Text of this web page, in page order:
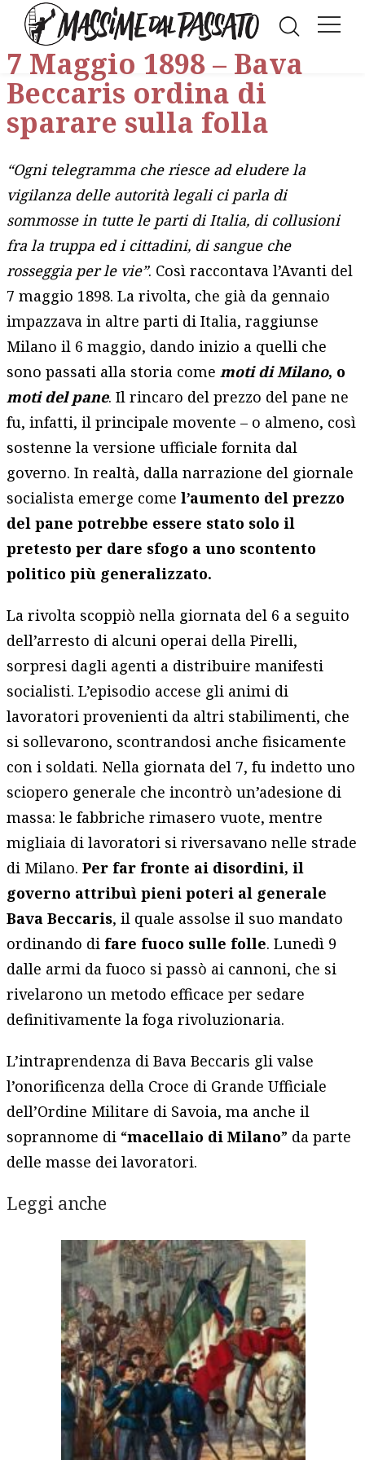
FacebookLinkedIn
7 Maggio 1898 – Bava
Beccaris ordina di
sparare sulla folla
“Ogni telegramma che riesce ad eludere la
vigilanza delle autorità legali ci parla di
sommosse in tutte le parti di Italia, di collusioni
fra la truppa ed i cittadini, di sangue che
rosseggia per le vie”. Così raccontava l’Avanti del
7 maggio 1898. La rivolta, che già da gennaio
impazzava in altre parti di Italia, raggiunse
Milano il 6 maggio, dando inizio a quelli che
sono passati alla storia comemoti di Milano, o
moti del pane. Il rincaro del prezzo del pane ne
fu, infatti, il principale movente – o almeno, così
sostenne la versione ufficiale fornita dal
governo. In realtà, dalla narrazione del giornale
socialista emerge come l’aumento del prezzo
del pane potrebbe essere stato solo il
pretesto per dare sfogo a uno scontento
politico più generalizzato.
La rivolta scoppiò nella giornata del 6 a seguito
dell’arresto di alcuni operai della Pirelli,
sorpresi dagli agenti a distribuire manifesti
socialisti. L’episodio accese gli animi di
lavoratori provenienti da altri stabilimenti, che
si sollevarono, scontrandosi anche fisicamente
con i soldati. Nella giornata del 7, fu indetto uno
sciopero generale che incontrò un’adesione di
massa: le fabbriche rimasero vuote, mentre
migliaia di lavoratori si riversavano nelle strade
di Milano. Per far fronte ai disordini, il
governo attribuì pieni poteri al generale
Bava Beccaris, il quale assolse il suo mandato
ordinando di fare fuoco sulle folle. Lunedì 9
dalle armi da fuoco si passò ai cannoni, che si
rivelarono un metodo efficace per sedare
definitivamente la foga rivoluzionaria.
L’intraprendenza di Bava Beccaris gli valse
l’onorificenza della Croce di Grande Ufficiale
dell’Ordine Militare di Savoia, ma anche il
soprannome di “macellaio di Milano” da parte
delle masse dei lavoratori.
Leggi anche